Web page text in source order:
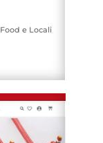
Food e Locali